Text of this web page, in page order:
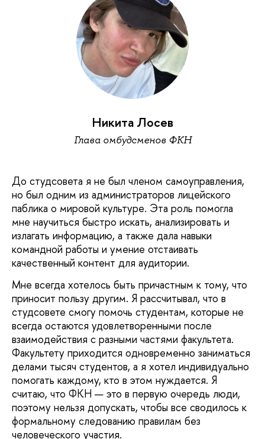
Никита Лосев
Глава омбудсменов ФКН
До студсовета я не был членом самоуправления,
но был одним из администраторов лицейского
паблика о мировой культуре. Эта роль помогла
мне научиться быстро искать, анализировать и
излагать информацию, а также дала навыки
командной работы и умение отстаивать
качественный контент для аудитории.
Мне всегда хотелось быть причастным к тому, что
приносит пользу другим. Я рассчитывал, что в
студсовете смогу помочь студентам, которые не
всегда остаются удовлетворенными после
взаимодействия с разными частями факультета.
Факультету приходится одновременно заниматься
делами тысяч студентов, а я хотел индивидуально
помогать каждому, кто в этом нуждается. Я
считаю, что ФКН — это в первую очередь люди,
поэтому нельзя допускать, чтобы все сводилось к
формальному следованию правилам без
человеческого участия.